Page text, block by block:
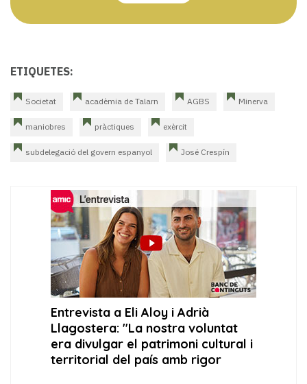
ETIQUETES:
Societat acadèmia de Talarn AGBS Minerva
maniobres pràctiques exèrcit
subdelegació del govern espanyol José Crespín